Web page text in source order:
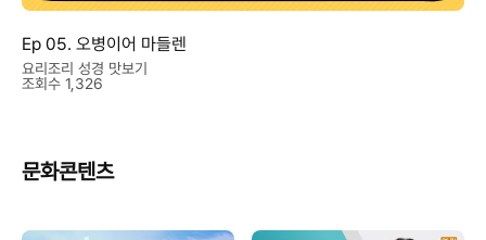
Ep 05. 오병이어 마들렌
요리조리 성경 맛보기
조회수 1,326
문화콘텐츠